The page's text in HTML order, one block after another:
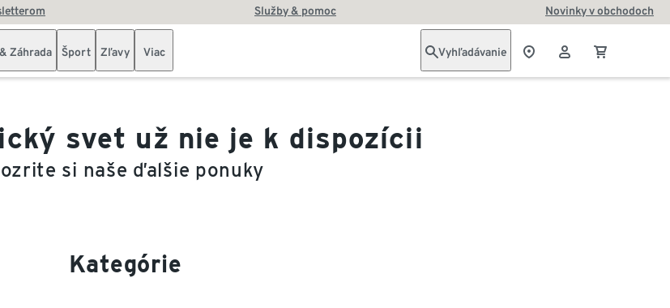
Služby & pomoc Novinky v obchodoch
Záhrada Šport Zľavy Viac Vyhľadávanie
svet už nie je k dispozícii
si naše ďalšie ponuky
Kategórie